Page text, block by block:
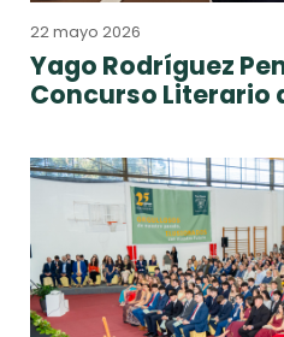
22 mayo 2026
Yago Rodríguez
Concurso Literario